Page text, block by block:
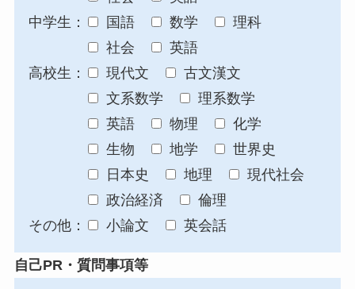
中学生：
国語 数学
理科
社会
英語
高校生：
現代文
古文漢文
文系数学
理系数学
英語
物理
化学
生物
地学
世界史
日本史
地理
現代社会
政治経済
倫理
その他：
小論文 英会話
自己PR・質問事項等